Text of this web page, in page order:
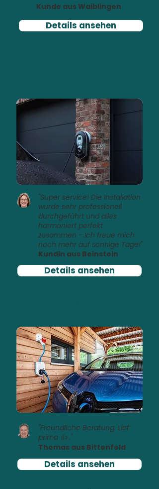
Kunde aus Waiblingen
Details ansehen
"Super service! Die Installation
wurde sehr professionell
durchgeführt und alles
harmoniert perfekt
zusammen - Ich freue mich
noch mehr auf sonnige Tage!"
Kundin aus Beinstein
Details ansehen
"Freundliche Beratung. Lief
prima 👍 ."
Thomas aus Bittenfeld
Details ansehen